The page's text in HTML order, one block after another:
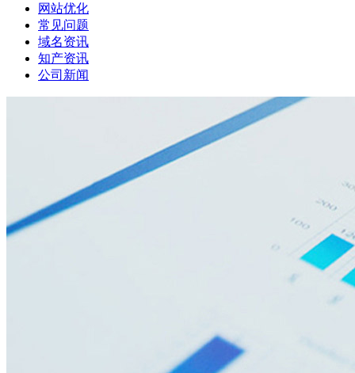
网站优化
常见问题
域名资讯
知产资讯
公司新闻